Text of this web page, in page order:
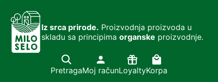
Iz srca prirode. Proizvodnja proizvoda u
skladu sa principima organske proizvodnje.
PretragaMoj računLoyaltyKorpa